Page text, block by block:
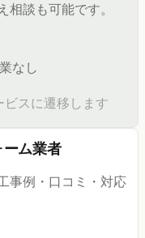
談も可能です。
なし
ビスに遷移します
ム業者
事例・口コミ・対応